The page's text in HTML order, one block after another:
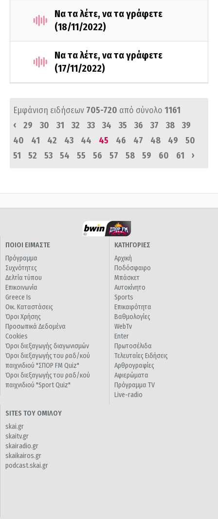
Να τα λέτε, να τα γράφετε
(18/11/2022)
Να τα λέτε, να τα γράφετε
(17/11/2022)
Εμφάνιση ειδήσεων 705-720 από σύνολο 1161
‹
29 30 31 32 33 34 35 36 37 38
39
40
41 42 43 44 45 46 47 48 49
50
51
52 53 54 55 56 57 58 59 60 61 ›
ΠΟΙΟΙ ΕΙΜΑΣΤΕ
Πρόγραμμα
Συχνότητες
Δελτία τύπου
Επικοινωνία
Greece Is
Οικ. Καταστάσεις
Όροι Χρήσης
Προσωπικά Δεδομένα
Cookies
Όροι διεξαγωγής διαγωνισμών
Όροι διεξαγωγής του ραδ/κού
παιχνιδιού "ΣΠΟΡ FM Quiz"
Όροι διεξαγωγής του ραδ/κού
παιχνιδιού "Sport Quiz"
ΚΑΤΗΓΟΡΙΕΣ
Αρχική
Ποδόσφαιρο
Μπάσκετ
Αυτοκίνητο
Sports
Επικαιρότητα
Βαθμολογίες
WebTv
Enter
Πρωτοσέλιδα
Τελευταίες Ειδήσεις
Αρθρογραφίες
Αφιερώματα
Πρόγραμμα TV
Live-radio
SITES ΤΟΥ ΟΜΙΛΟΥ
skai.gr
skaitv.gr
skairadio.gr
skaikairos.gr
podcast.skai.gr